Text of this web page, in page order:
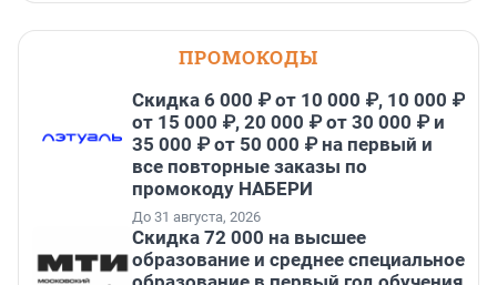
ПРОМОКОДЫ
Скидка 6 000 ₽ от 10 000 ₽, 10 000 ₽
от 15 000 ₽, 20 000 ₽ от 30 000 ₽ и
35 000 ₽ от 50 000 ₽ на первый и
все повторные заказы по
промокоду НАБЕРИ
До 31 августа, 2026
Скидка 72 000 на высшее
образование и среднее специальное